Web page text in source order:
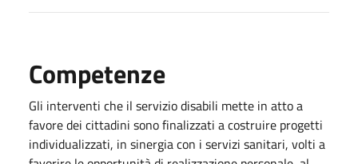
Competenze
Gli interventi che il servizio disabili mette in atto a
favore dei cittadini sono finalizzati a costruire progetti
individualizzati, in sinergia con i servizi sanitari, volti a